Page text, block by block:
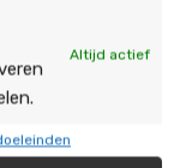
Altijd actief